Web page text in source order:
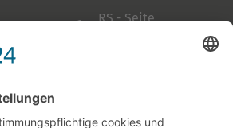
RS - Seite